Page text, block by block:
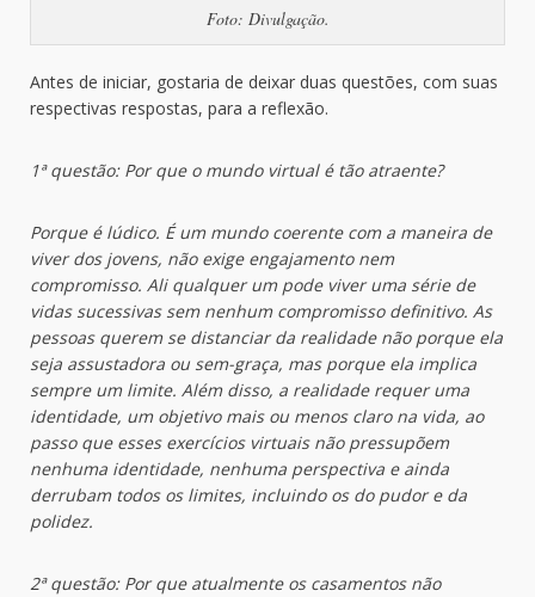
Foto: Divulgação.
Antes de iniciar, gostaria de deixar duas questões, com suas
respectivas respostas, para a reflexão.
1ª questão: Por que o mundo virtual é tão atraente?
Porque é lúdico. É um mundo coerente com a maneira de
viver dos jovens, não exige engajamento nem
compromisso. Ali qualquer um pode viver uma série de
vidas sucessivas sem nenhum compromisso definitivo. As
pessoas querem se distanciar da realidade não porque ela
seja assustadora ou sem-graça, mas porque ela implica
sempre um limite. Além disso, a realidade requer uma
identidade, um objetivo mais ou menos claro na vida, ao
passo que esses exercícios virtuais não pressupõem
nenhuma identidade, nenhuma perspectiva e ainda
derrubam todos os limites, incluindo os do pudor e da
polidez.
2ª questão: Por que atualmente os casamentos não